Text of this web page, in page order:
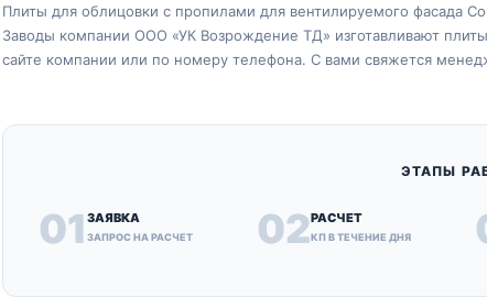
Плиты для облицовки с пропилами для вентилируемого фасада
Заводы компании ООО «УК Возрождение ТД» изготавливают
сайте компании или по номеру телефона. С вами свяжется
ЭТАПЫ
01 ЗАЯВКА
ЗАПРОС НА РАСЧЕТ 02РАСЧЕТ
КП В ТЕЧЕНИЕ ДНЯ